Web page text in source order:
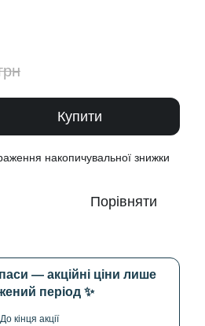
Купити
накопичувальної знижки
Порівняти
— акційні ціни лише
період ✨
До кінця акції